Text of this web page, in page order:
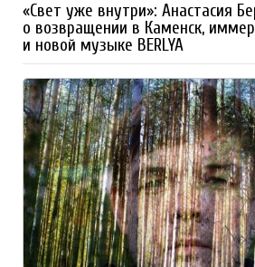
«Свет уже внутри»: Анастасия
о возвращении в Каменск,
и новой музыке BERLYA